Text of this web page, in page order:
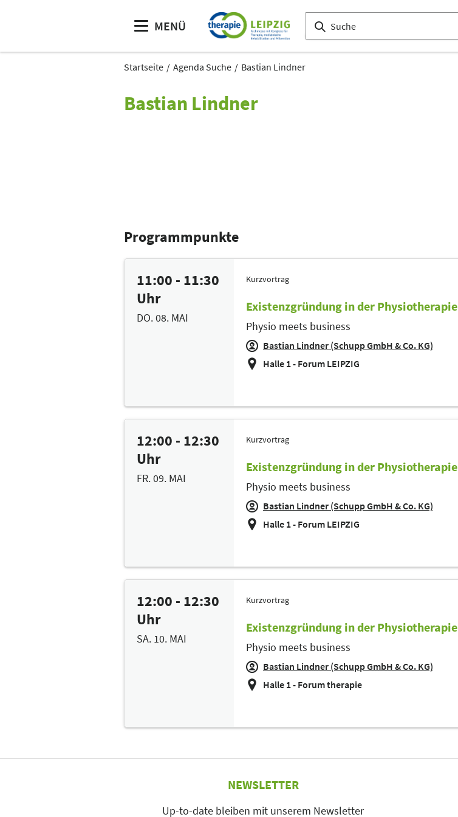
MENÜ
Startseite Agenda Suche Bastian Lindner
Bastian Lindner
Programmpunkte
11:00 - 11:30
Uhr
DO. 08. MAI
Kurzvortrag
Existenzgründung in der Physiotherapie
Physio meets business
Bastian Lindner (Schupp GmbH & Co. KG)
Halle 1 - Forum LEIPZIG
12:00 - 12:30
Uhr
FR. 09. MAI
Kurzvortrag
Existenzgründung in der Physiotherapie
Physio meets business
Bastian Lindner (Schupp GmbH & Co. KG)
Halle 1 - Forum LEIPZIG
12:00 - 12:30
Uhr
SA. 10. MAI
Kurzvortrag
Existenzgründung in der Physiotherapie
Physio meets business
Bastian Lindner (Schupp GmbH & Co. KG)
Halle 1 - Forum therapie
NEWSLETTER
Up-to-date bleiben mit unserem Newsletter